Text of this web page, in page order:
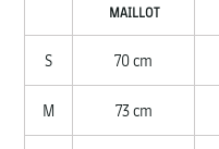
MAILLOT
S 70 cm
M 73 cm